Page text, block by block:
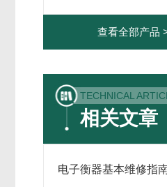
查看全部产品
TECHNICAL
相关文章
电子衡器基本维修指